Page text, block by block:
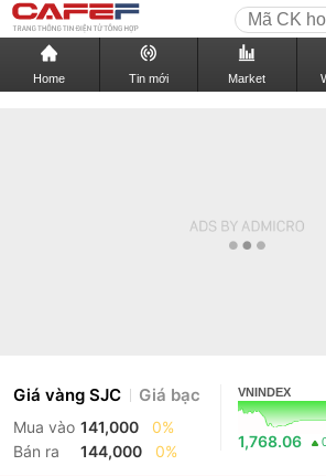
Home Tin mới Market
Giá vàng SJC Giá bạc
Mua vào 141,000
0%
Bán ra
144,000 0%
VNINDEX
1,768.06